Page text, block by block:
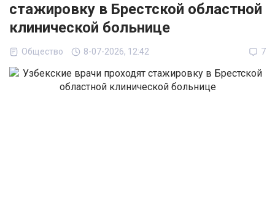
стажировку в Брестской областной
клинической больнице
Общество 8-07-2026, 12:42 7